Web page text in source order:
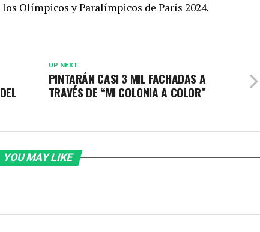
Olímpicos y Paralímpicos de París 2024.
UP NEXT
PINTARÁN CASI 3 MIL FACHADAS A
TRAVÉS DE “MI COLONIA A COLOR”
YOU MAY LIKE